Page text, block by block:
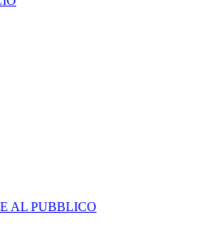
AL PUBBLICO